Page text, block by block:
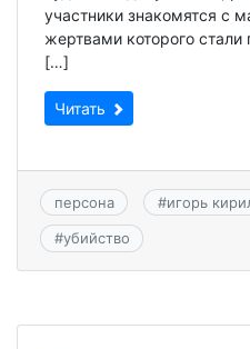
участники знакомятся с
жертвами которого стали
[…]
Читать
персона #игорь
#убийство